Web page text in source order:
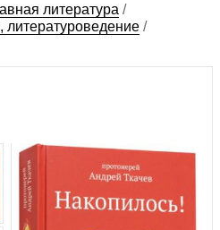
литература /
литературоведение /